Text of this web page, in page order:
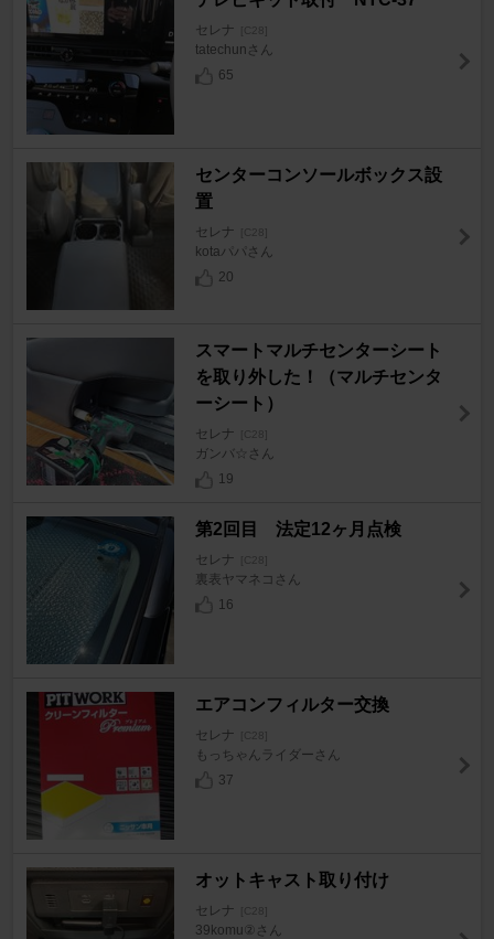
セレナ [C28]
tatechunさん
65
センターコンソールボックス設
置
セレナ [C28]
kotaパパさん
20
スマートマルチセンターシート
を取り外した！（マルチセンタ
ーシート）
セレナ [C28]
ガンバ☆さん
19
第2回目 法定12ヶ月点検
セレナ [C28]
裏表ヤマネコさん
16
エアコンフィルター交換
セレナ [C28]
もっちゃんライダーさん
37
オットキャスト取り付け
セレナ [C28]
39komu②さん